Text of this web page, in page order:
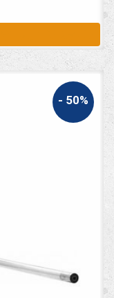
- 50%